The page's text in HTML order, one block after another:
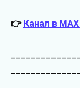
👉 Канал в